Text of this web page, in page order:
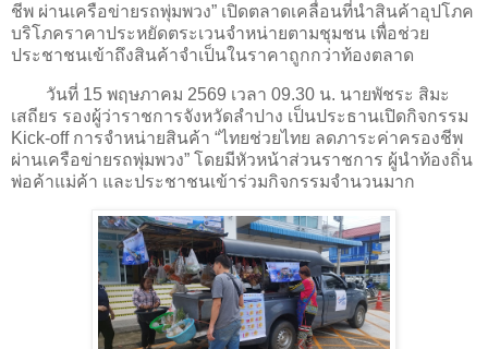
ชีพ ผ่านเครือข่ายรถพุ่มพวง” เปิดตลาดเคลื่อนที่นำสินค้าอุปโภค
บริโภคราคาประหยัดตระเวนจำหน่ายตามชุมชน เพื่อช่วย
ประชาชนเข้าถึงสินค้าจำเป็นในราคาถูกกว่าท้องตลาด
วันที่ 15 พฤษภาคม 2569 เวลา 09.30 น. นายพัชระ สิมะ
เสถียร รองผู้ว่าราชการจังหวัดลำปาง เป็นประธานเปิดกิจกรรม
Kick-off การจำหน่ายสินค้า “ไทยช่วยไทย ลดภาระค่าครองชีพ
ผ่านเครือข่ายรถพุ่มพวง” โดยมีหัวหน้าส่วนราชการ ผู้นำท้องถิ่น
พ่อค้าแม่ค้า และประชาชนเข้าร่วมกิจกรรมจำนวนมาก